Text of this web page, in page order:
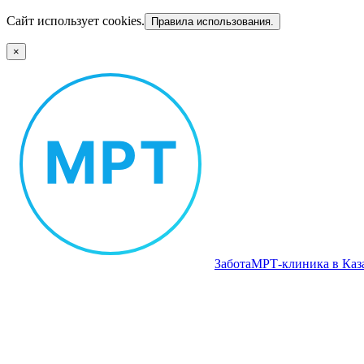
Сайт использует cookies. Правила использования.
×
ЗаботаМРТ‑клиника в